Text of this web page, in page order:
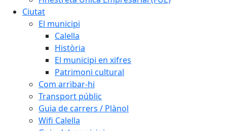
Ciutat
El municipi
Calella
Història
El municipi en xifres
Patrimoni cultural
Com arribar-hi
Transport públic
Guia de carrers / Plànol
Wifi Calella